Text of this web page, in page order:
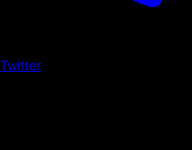
Twitter